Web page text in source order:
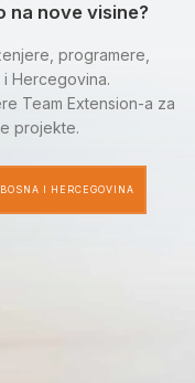
na nove visine?
programere,
Hercegovina.
Team Extension-a za
projekte.
I HERCEGOVINA